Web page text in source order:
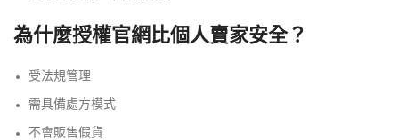
為什麼授權官網比個人賣家安全？
受法規管理
需具備處方模式
不會販售假貨